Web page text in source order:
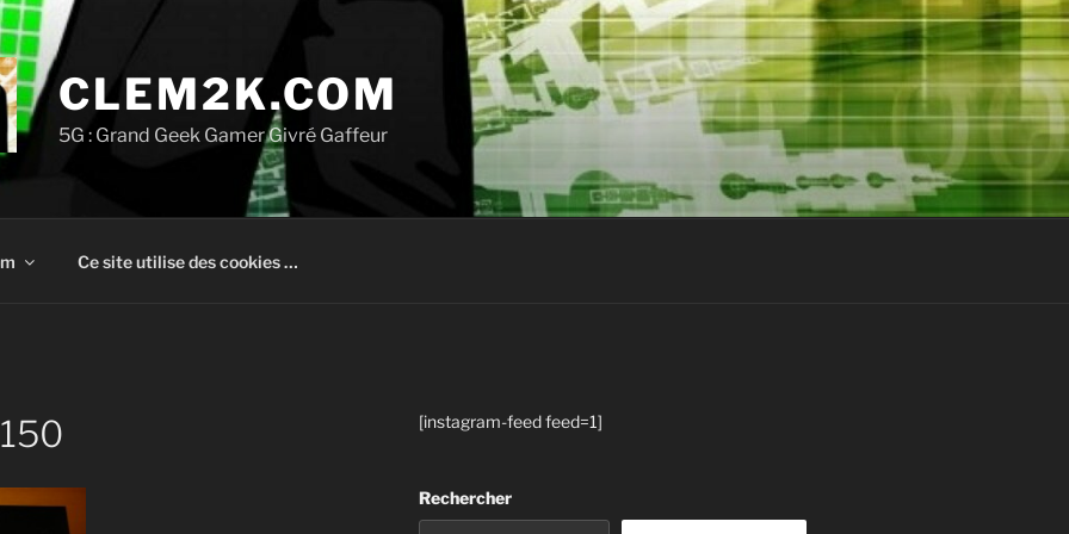
CLEM2K.COM
5G : Grand Geek Gamer Givré Gaffeur
Ce site utilise des cookies …
[instagram-feed feed=1]
Rechercher